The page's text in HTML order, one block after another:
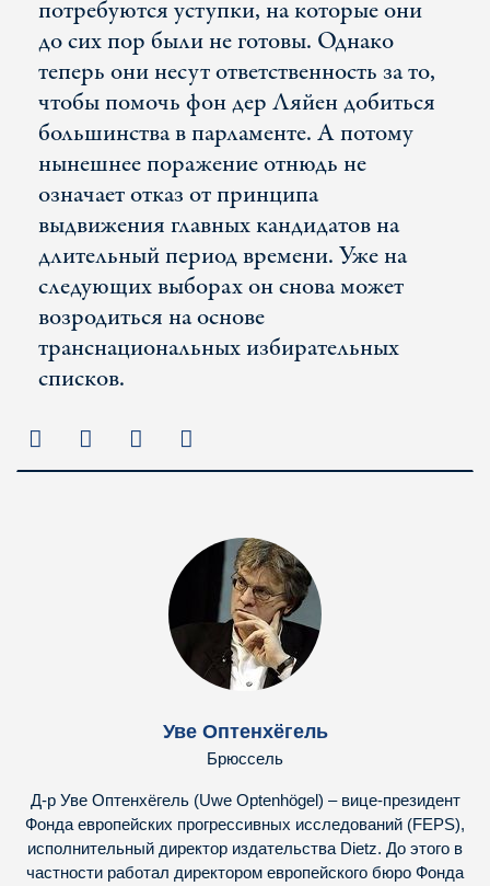
потребуются уступки, на которые они
до сих пор были не готовы. Однако
теперь они несут ответственность за то,
чтобы помочь фон дер Ляйен добиться
большинства в парламенте. А потому
нынешнее поражение отнюдь не
означает отказ от принципа
выдвижения главных кандидатов на
длительный период времени. Уже на
следующих выборах он снова может
возродиться на основе
транснациональных избирательных
списков.
Уве Оптенхёгель
Брюссель
Д-р Уве Оптенхёгель (Uwe Optenhögel) – вице-президент
Фонда европейских прогрессивных исследований (FEPS),
исполнительный директор издательства Dietz. До этого в
частности работал директором европейского бюро Фонда